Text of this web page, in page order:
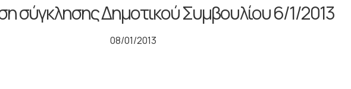
σύγκλησης Δημοτικού Συμβουλίου 6/1/2013
08/01/2013